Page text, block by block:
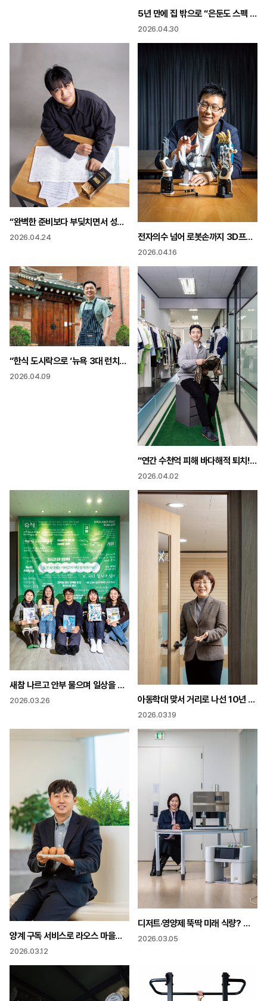
5년 만에 집 밖으로 “은둔도 스펙 은둔고수 키운다”
2026.04.30
“완벽한 준비보다 부딪치면서 성장 10년 뒤 세계적인 작곡가 되고 싶어”
2026.04.24 전자의수 넘어 로봇손까지 3D프린팅으로 기적의 ‘손’ 만들다
2026.04.16
“한식 도시락으로 ‘뉴욕 3대 런치스폿’에 K-푸드는 이제 시작 지속 가능 시스템 만들어야”
2026.04.09
“연간 수천억 피해 바다해적 퇴치! 불가사리·성게로 옷 만들어요”
2026.04.02
새참 나르고 안부 물으며 일상을 기사로 “우리 잡지 주인공은 마을 어르신”
2026.03.26 아동학대 맞서 거리로 나선 10년 분노의 외침이 법을 바꾸다
2026.03.19
양계 구독 서비스로 라오스 마을을 바꾸다 “딱 5년 버티니 길이 보이더라”
2026.03.12
디저트·영양제 뚝딱 미래 식량? 우주 식량? 3D 푸드 프린터에 맡겨!
2026.03.05